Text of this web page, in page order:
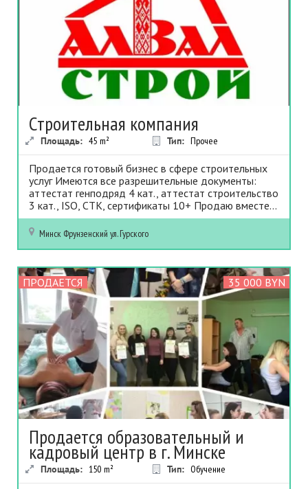
Строительная компания
Площадь: 45 m² Тип: Прочее
Продается готовый бизнес в сфере строительных
услуг Имеются все разрешительные документы:
аттестат генподряд 4 кат., аттестат строительство
3 кат., ISO, СТК, сертификаты 10+ Продаю вместе...
Минск Фрунзенский ул. Гурского
ПРОДАЕТСЯ 35 000 BYN
Продается образовательный и
кадровый центр в г. Минске
Площадь: 150 m² Тип: Обучение